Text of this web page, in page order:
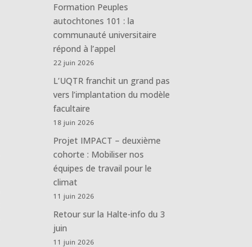
Formation Peuples
autochtones 101 : la
communauté universitaire
répond à l’appel
22 juin 2026
L’UQTR franchit un grand pas
vers l’implantation du modèle
facultaire
18 juin 2026
Projet IMPACT – deuxième
cohorte : Mobiliser nos
équipes de travail pour le
climat
11 juin 2026
Retour sur la Halte-info du 3
juin
11 juin 2026